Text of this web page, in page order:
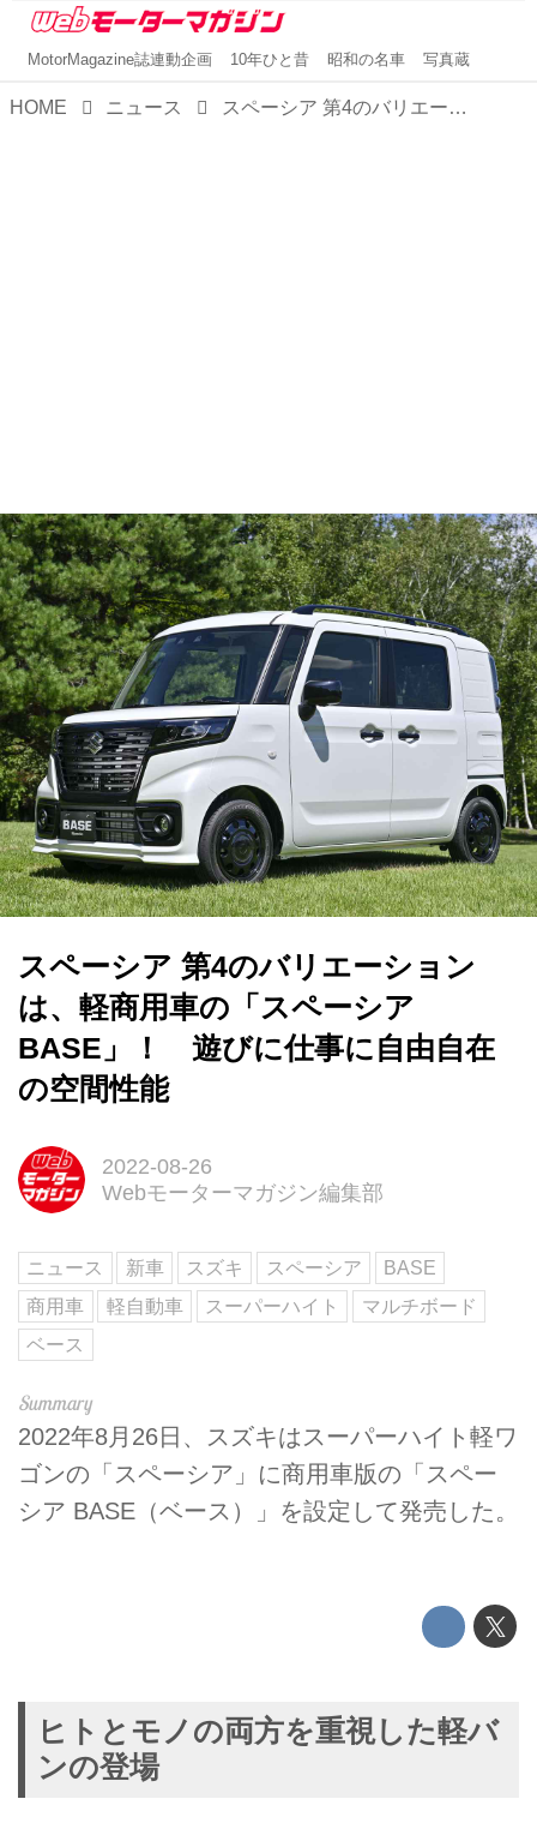
MotorMagazine誌連動企画 10年ひと昔 昭和の名車 写真蔵
HOME ニュース スペーシア 第4のバリエーションは、軽商用車の「スペーシア BASE」！ 遊びに仕事に自由自在の空間性能
スペーシア 第4のバリエーション
は、軽商用車の「スペーシア
BASE」！ 遊びに仕事に自由自在
の空間性能
2022-08-26
Webモーターマガジン編集部
ニュース 新車 スズキ スペーシア
BASE
商用車
軽自動車 スーパーハイト
マルチボード
ベース
2022年8月26日、スズキはスーパーハイト軽ワ
ゴンの「スペーシア」に商用車版の「スペー
シア BASE（ベース）」を設定して発売した。
ヒトとモノの両方を重視した軽バ
ンの登場